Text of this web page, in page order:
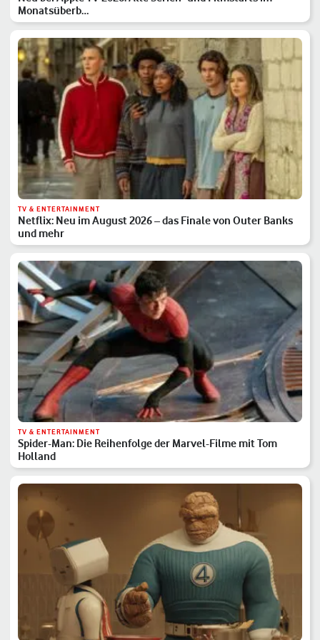
Monatsüberb…
TV & ENTERTAINMENT
Netflix: Neu im August 2026 – das Finale von Outer Banks
und mehr
TV & ENTERTAINMENT
Spider-Man: Die Reihenfolge der Marvel-Filme mit Tom
Holland